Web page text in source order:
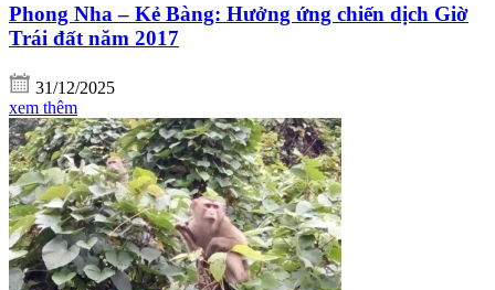
Phong Nha – Kẻ Bàng: Hưởng ứng chiến dịch Giờ
Trái đất năm 2017
31/12/2025
xem thêm